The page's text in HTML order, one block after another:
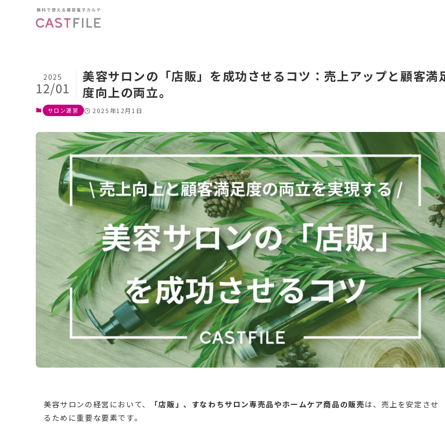
美容サロンの「店販」を成功させるコツ：売上アップと顧客満
度向上の両立。
2025
12/01
サロン運営 2025年12月1日
美容サロンの経営において、 「店販」、すなわちサロン専売品やホームケア商品の販売は、売上を安定させ
るために重要な要素です。